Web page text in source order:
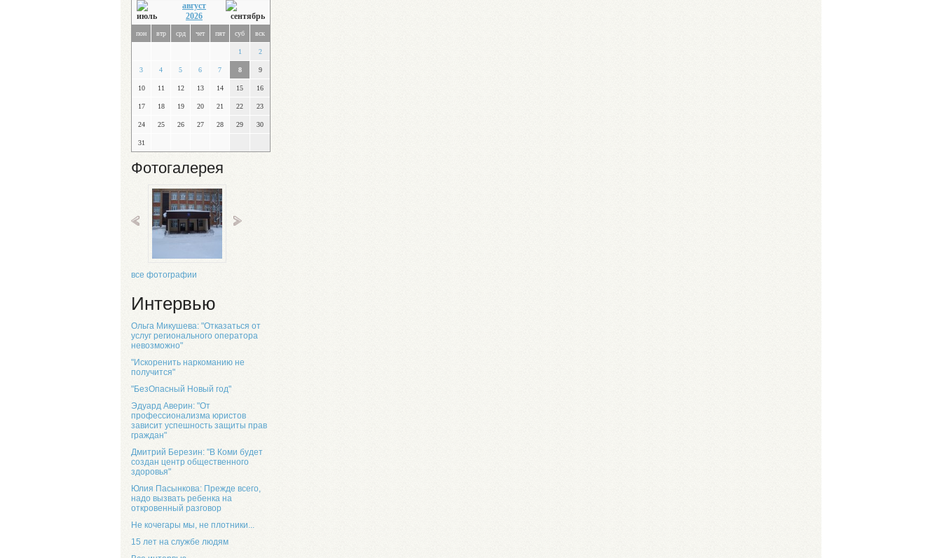
август
2026
пон втр срд чет пят суб вск
1 2
3 4 5 6 7 8 9
10 11 12 13 14 15 16
17 18 19 20 21 22 23
24 25 26 27 28 29 30
31
Фотогалерея
все фотографии
Интервью
Ольга Микушева: "Отказаться от
услуг регионального оператора
невозможно"
"Искоренить наркоманию не
получится"
"БезОпасный Новый год"
Эдуард Аверин: "От
профессионализма юристов
зависит успешность защиты прав
граждан"
Дмитрий Березин: "В Коми будет
создан центр общественного
здоровья"
Юлия Пасынкова: Прежде всего,
надо вызвать ребенка на
откровенный разговор
Не кочегары мы, не плотники...
15 лет на службе людям